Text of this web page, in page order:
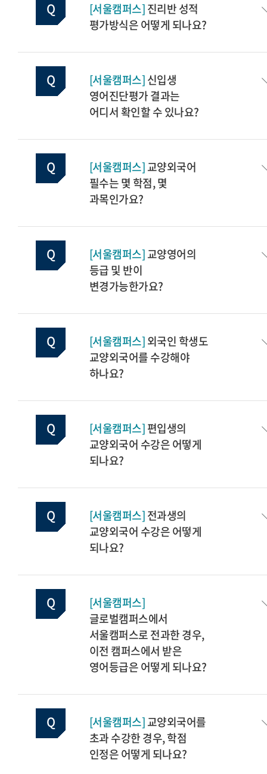
[서울캠퍼스]진리반 성적
평가방식은 어떻게 되나요?
[서울캠퍼스]신입생
영어진단평가 결과는
어디서 확인할 수 있나요?
[서울캠퍼스]교양외국어
필수는 몇 학점, 몇
과목인가요?
[서울캠퍼스]교양영어의
등급 및 반이
변경가능한가요?
[서울캠퍼스]외국인 학생도
교양외국어를 수강해야
하나요?
[서울캠퍼스]편입생의
교양외국어 수강은 어떻게
되나요?
[서울캠퍼스]전과생의
교양외국어 수강은 어떻게
되나요?
[서울캠퍼스]
글로벌캠퍼스에서
서울캠퍼스로 전과한 경우,
이전 캠퍼스에서 받은
영어등급은 어떻게 되나요?
[서울캠퍼스]교양외국어를
초과 수강한 경우, 학점
인정은 어떻게 되나요?